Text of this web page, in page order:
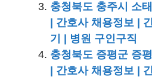
충청북도 충주시 소
| 간호사 채용정보 |
기 | 병원 구인구직
충청북도 증평군 증
| 간호사 채용정보 |